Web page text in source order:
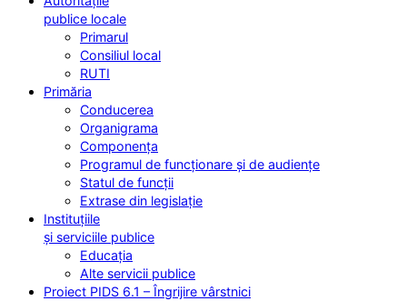
publice locale
Primarul
Consiliul local
RUTI
Primăria
Conducerea
Organigrama
Componența
Programul de funcționare și de audiențe
Statul de funcții
Extrase din legislație
Instituțiile
și serviciile publice
Educația
Alte servicii publice
Proiect PIDS 6.1 – Îngrijire vârstnici